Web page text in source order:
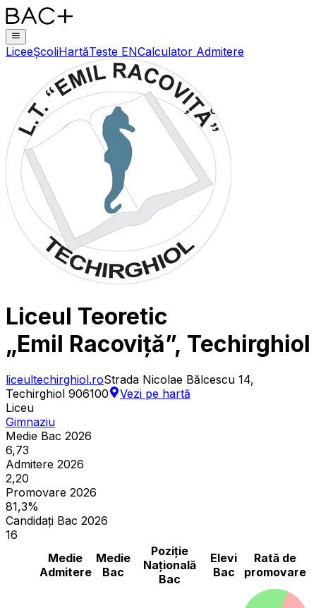
LiceeȘcoliHartăTeste ENCalculator Admitere
Liceul Teoretic
„Emil Racoviță”, Techirghiol
liceultechirghiol.roStrada Nicolae Bălcescu 14,
Techirghiol 906100
Vezi pe hartă
Liceu
Gimnaziu
Medie Bac 2026
6,73
Admitere 2026
2,20
Promovare 2026
81,3%
Candidați Bac 2026
16
Medie
Admitere
Medie
Bac
Poziție
Națională
Bac
Elevi
Bac
Rată de
promovare